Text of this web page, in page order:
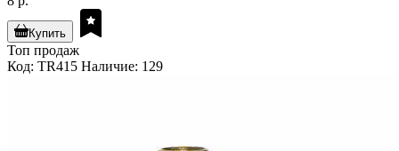
Купить
Топ продаж
Код: TR415 Наличие: 129